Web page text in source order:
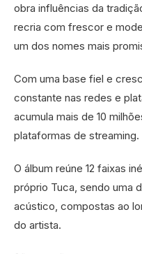
obra influências da
recria com frescor e
um dos nomes mais
Com uma base fiel e
constante nas redes e
acumula mais de 10
plataformas de streaming.
O álbum reúne 12 faixas
próprio Tuca, sendo uma
acústico, compostas ao
do artista.